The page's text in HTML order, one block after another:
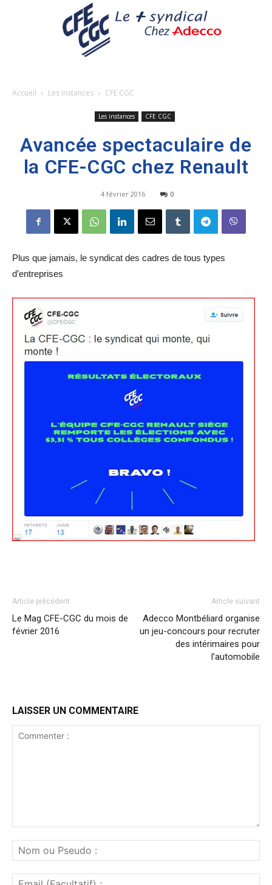
Accueil Les instances CFE CGC
Les instances CFE CGC
Avancée spectaculaire de
la CFE-CGC chez Renault
4 février 2016 0
Plus que jamais, le syndicat des cadres de tous types
d’entreprises
Article précédent
Le Mag CFE-CGC du mois de
février 2016
Article suivant
Adecco Montbéliard organise
un jeu-concours pour recruter
des intérimaires pour
l’automobile
LAISSER UN COMMENTAIRE